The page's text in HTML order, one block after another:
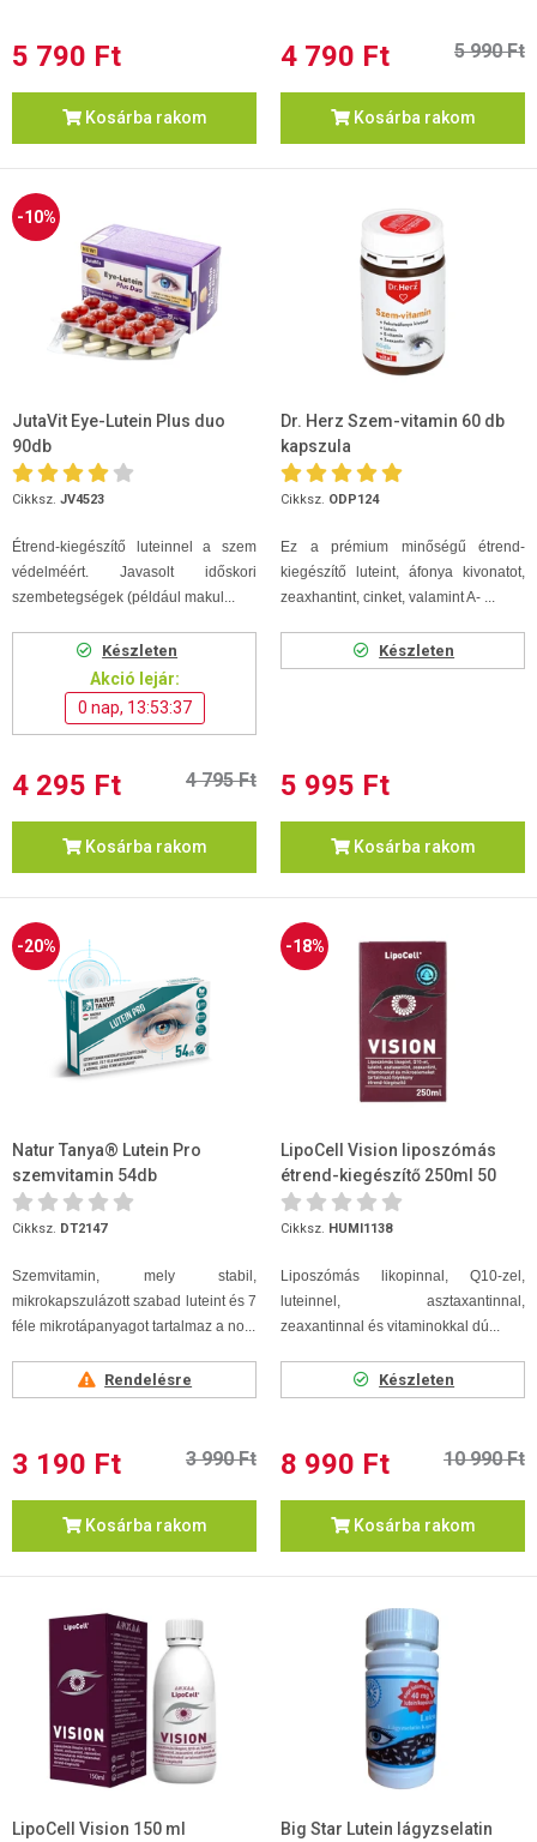
5 790 Ft
Kosárba rakom
4 790 Ft 5 990 Ft
Kosárba rakom
-10%
JutaVit Eye-Lutein Plus duo
90db
Cikksz. JV4523
Étrend-kiegészítő luteinnel a szem
védelméért. Javasolt időskori
szembetegségek (például makul...
Készleten
Akció lejár:
0 nap, 13:53:36
4 295 Ft 4 795 Ft
Kosárba rakom
Dr. Herz Szem-vitamin 60 db
kapszula
Cikksz. ODP124
Ez a prémium minőségű étrend-
kiegészítő luteint, áfonya kivonatot,
zeaxhantint, cinket, valamint A- ...
Készleten
5 995 Ft
Kosárba rakom
-20%
Natur Tanya® Lutein Pro
szemvitamin 54db
Cikksz. DT2147
Szemvitamin, mely stabil,
mikrokapszulázott szabad luteint és 7
féle mikrotápanyagot tartalmaz a no...
Rendelésre
3 190 Ft 3 990 Ft
Kosárba rakom
-18%
LipoCell Vision liposzómás
étrend-kiegészítő 250ml 50
adag
Cikksz. HUMI1138
Liposzómás likopinnal, Q10-zel,
luteinnel, asztaxantinnal,
zeaxantinnal és vitaminokkal dú...
Készleten
8 990 Ft 10 990 Ft
Kosárba rakom
LipoCell Vision 150 ml
Big Star Lutein lágyzselatin